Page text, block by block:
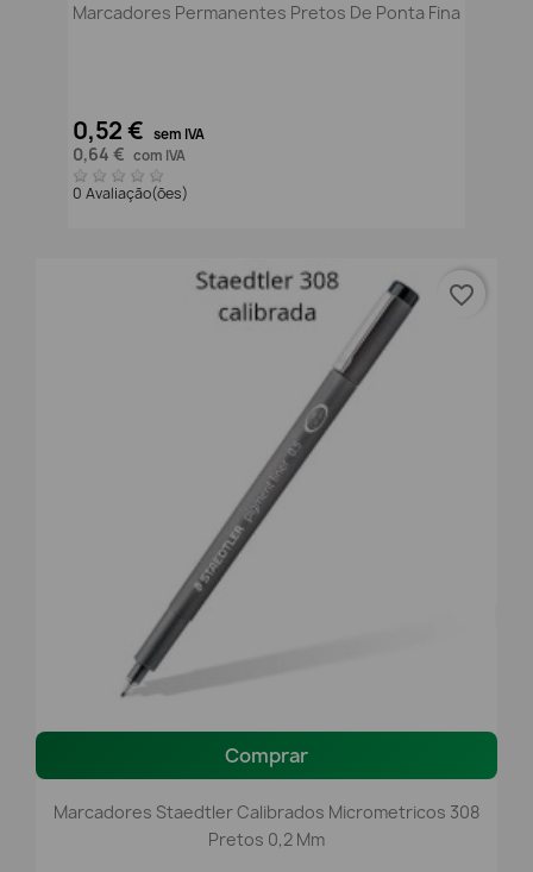
Marcadores Permanentes Pretos De Ponta Fina
0,52 € sem IVA
0,64 € com IVA
0 Avaliação(ões)
Comprar
Marcadores Staedtler Calibrados Micrometricos 308
Pretos 0,2 Mm
favorite_border